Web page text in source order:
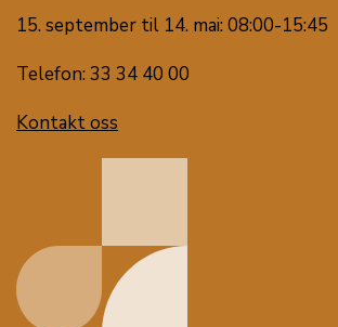
15. september til 14. mai: 08:00-15:45
Telefon: 33 34 40 00
Kontakt oss